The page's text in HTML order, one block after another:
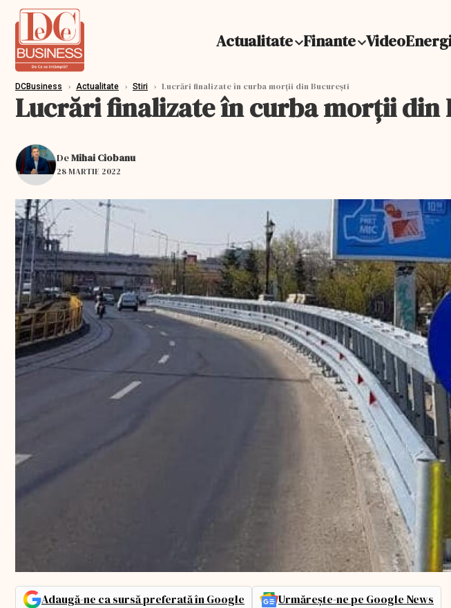
Actualitate Finante Video
DCBusiness › Actualitate › Stiri › Lucrări finalizate în curba morţii din Bucureşti
Lucrări finalizate în curba morţii din
DeMihai Ciobanu
28 MARTIE 2022
Adaugă-ne ca sursă preferată în Google Urmărește-ne pe Google News